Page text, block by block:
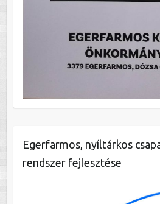
Egerfarmos, nyíltárkos
rendszer fejlesztése